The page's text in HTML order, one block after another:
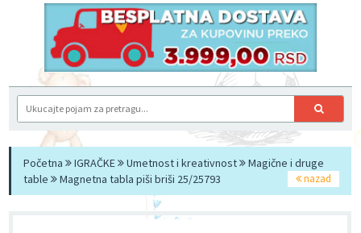
Početna IGRAČKE Umetnost i kreativnost
Magične i druge
table
Magnetna tabla piši briši 25/25793 nazad